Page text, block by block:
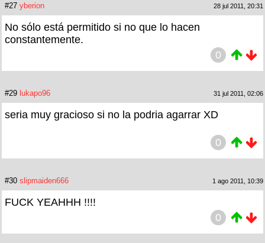
#27 yberion 28 jul 2011, 20:31
No sólo está permitido si no que lo hacen
constantemente.
0
#29 lukapo96 31 jul 2011, 02:06
seria muy gracioso si no la podria agarrar XD
0
#30 slipmaiden666 1 ago 2011, 10:39
FUCK YEAHHH !!!!
0